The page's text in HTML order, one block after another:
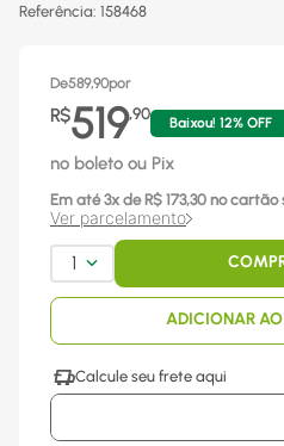
Referência: 158468
De589,90por
R$519,90
Baixou! 12% OFF
no boleto ou Pix
Em até 3x de R$ 173,30 no cartão
Ver parcelamento
1
ADICIONAR